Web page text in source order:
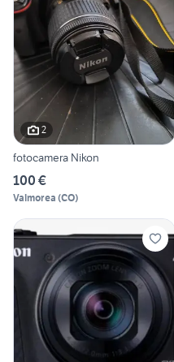
2
fotocamera Nikon
100 €
Valmorea (CO)